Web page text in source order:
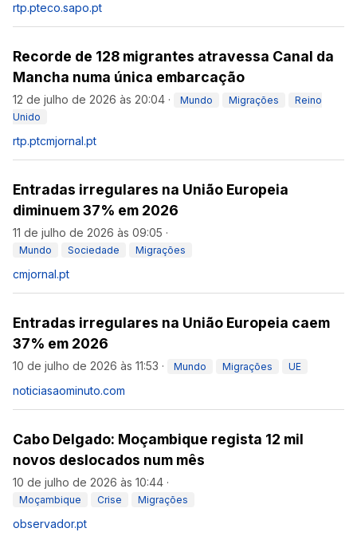
rtp.pteco.sapo.pt
Recorde de 128 migrantes atravessa Canal da
Mancha numa única embarcação
12 de julho de 2026 às 20:04 · Mundo Migrações
Reino
Unido
rtp.ptcmjornal.pt
Entradas irregulares na União Europeia
diminuem 37% em 2026
11 de julho de 2026 às 09:05 ·
Mundo Sociedade Migrações
cmjornal.pt
Entradas irregulares na União Europeia caem
37% em 2026
10 de julho de 2026 às 11:53 · Mundo Migrações UE
noticiasaominuto.com
Cabo Delgado: Moçambique regista 12 mil
novos deslocados num mês
10 de julho de 2026 às 10:44 ·
Moçambique Crise Migrações
observador.pt